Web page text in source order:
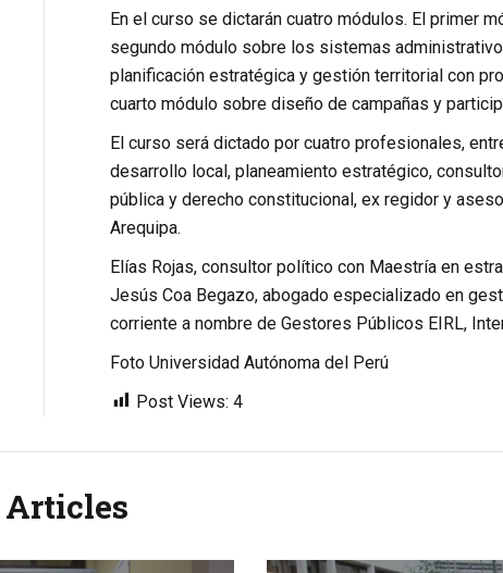
En el curso se dictarán cuatro módulos. El primer
segundo módulo sobre los sistemas
planificación estratégica y gestión territorial con
cuarto módulo sobre diseño de campañas y
El curso será dictado por cuatro profesionales,
desarrollo local, planeamiento estratégico,
pública y derecho constitucional, ex regidor y
Arequipa.
Elías Rojas, consultor político con Maestría en
Jesús Coa Begazo, abogado especializado en
corriente a nombre de Gestores Públicos EIRL,
Foto Universidad Autónoma del Perú
Post Views: 4
Articles